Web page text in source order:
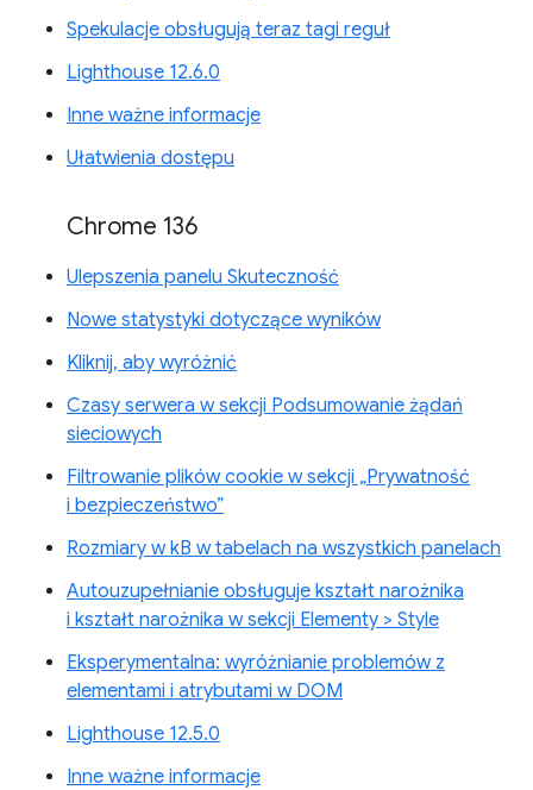
Spekulacje obsługują teraz tagi reguł
Lighthouse 12.6.0
Inne ważne informacje
Ułatwienia dostępu
Chrome 136
Ulepszenia panelu Skuteczność
Nowe statystyki dotyczące wyników
Kliknij, aby wyróżnić
Czasy serwera w sekcji Podsumowanie żądań
sieciowych
Filtrowanie plików cookie w sekcji „Prywatność
i bezpieczeństwo”
Rozmiary w kB w tabelach na wszystkich panelach
Autouzupełnianie obsługuje kształt narożnika
i kształt narożnika w sekcji Elementy > Style
Eksperymentalna: wyróżnianie problemów z
elementami i atrybutami w DOM
Lighthouse 12.5.0
Inne ważne informacje